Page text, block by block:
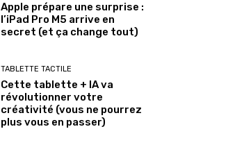
Apple prépare une surprise :
l’iPad Pro M5 arrive en
secret (et ça change tout)
TABLETTE TACTILE
Cette tablette + IA va
révolutionner votre
créativité (vous ne pourrez
plus vous en passer)